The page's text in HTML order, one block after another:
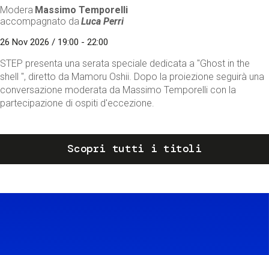
Modera Massimo Temporelli
accompagnato da Luca Perri
26 Nov 2026 / 19:00 - 22:00
STEP presenta una serata speciale dedicata a "Ghost in the
shell ", diretto da Mamoru Oshii. Dopo la proiezione seguirà una
conversazione moderata da Massimo Temporelli con la
partecipazione di ospiti d'eccezione.
Scopri tutti i titoli